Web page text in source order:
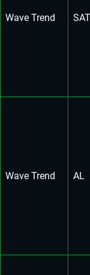
Wave Trend SAT
Wave Trend AL